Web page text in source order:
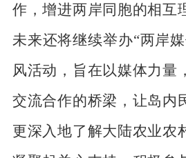
作，增进两岸同胞的相互
未来还将继续举办“两岸
风活动，旨在以媒体力量
交流合作的桥梁，让岛内
更深入地了解大陆农业农